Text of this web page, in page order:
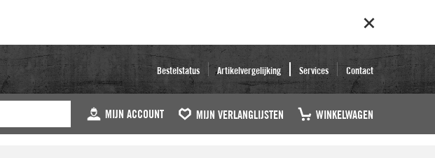
Bestelstatus Artikelvergelijking Services Contact
MIJN ACCOUNT MIJN VERLANGLIJSTEN WINKELWAGEN